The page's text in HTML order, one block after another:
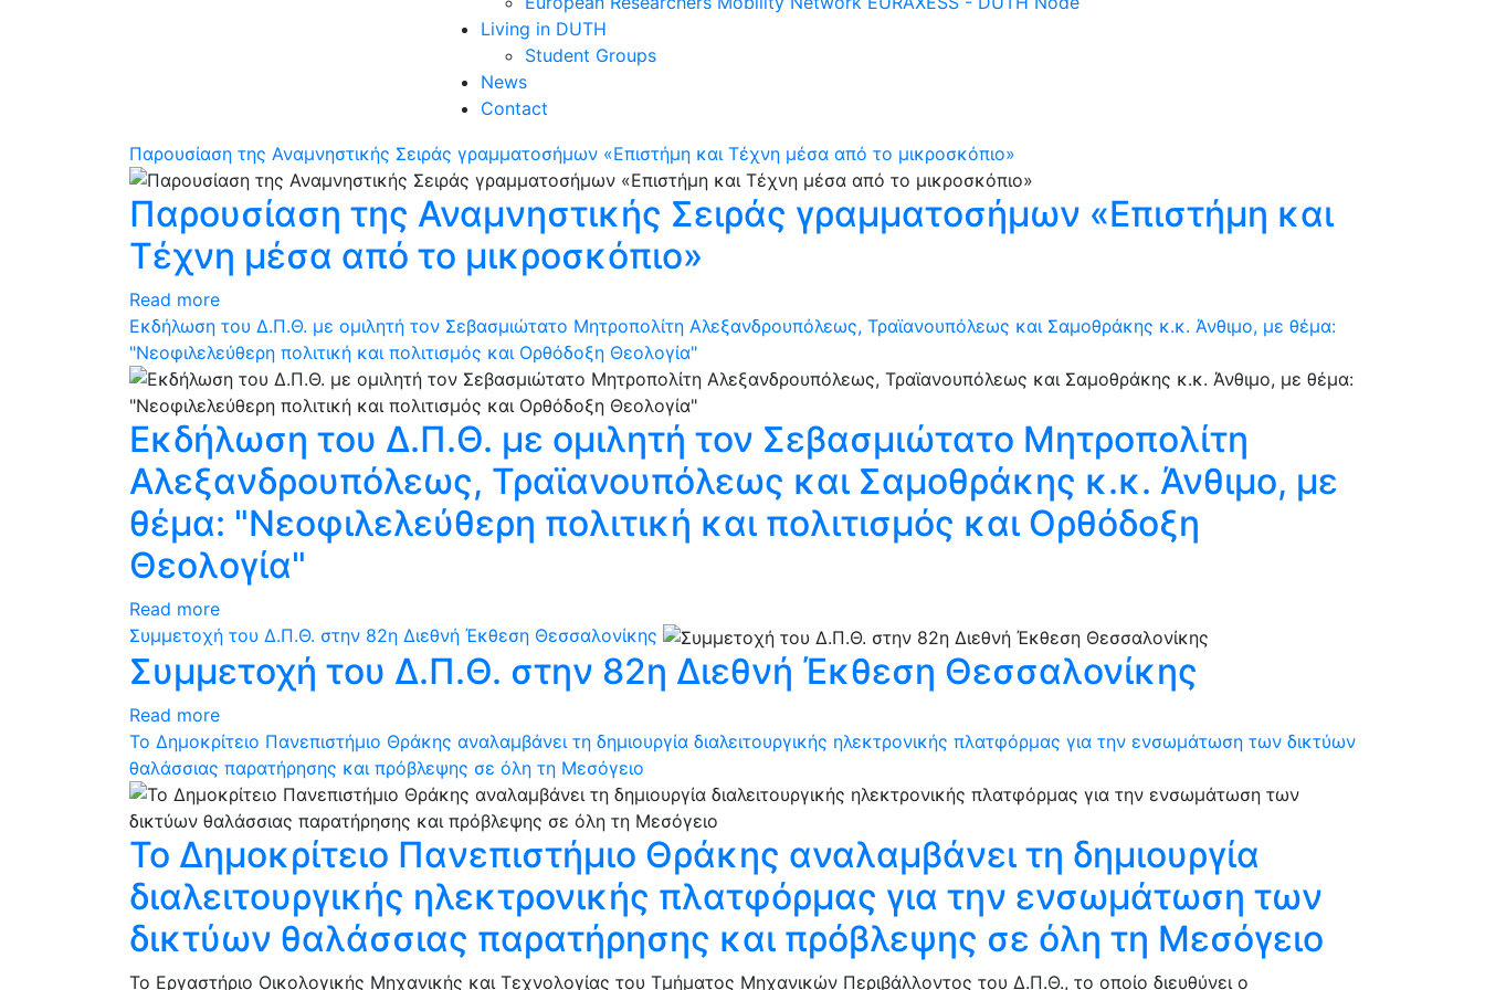
Living in DUTH
Student Groups
News
Contact
Παρουσίαση της Αναμνηστικής Σειράς γραμματοσήμων «Επιστήμη και Τέχνη μέσα από το μικροσκόπιο»
Παρουσίαση της Αναμνηστικής Σειράς γραμματοσήμων «Επιστήμη και
Τέχνη μέσα από το μικροσκόπιο»
Read more
Eκδήλωση του Δ.Π.Θ. με ομιλητή τον Σεβασμιώτατο Μητροπολίτη Αλεξανδρουπόλεως, Τραϊανουπόλεως και Σαμοθράκης κ.κ. Άνθιμο, με θέμα:
"Νεοφιλελεύθερη πολιτική και πολιτισμός και Ορθόδοξη Θεολογία"
Eκδήλωση του Δ.Π.Θ. με ομιλητή τον Σεβασμιώτατο Μητροπολίτη
Αλεξανδρουπόλεως, Τραϊανουπόλεως και Σαμοθράκης κ.κ. Άνθιμο, με
θέμα: "Νεοφιλελεύθερη πολιτική και πολιτισμός και Ορθόδοξη
Θεολογία"
Read more
Συμμετοχή του Δ.Π.Θ. στην 82η Διεθνή Έκθεση Θεσσαλονίκης
Συμμετοχή του Δ.Π.Θ. στην 82η Διεθνή Έκθεση Θεσσαλονίκης
Read more
Το Δημοκρίτειο Πανεπιστήμιο Θράκης αναλαμβάνει τη δημιουργία διαλειτουργικής ηλεκτρονικής πλατφόρμας για την ενσωμάτωση των δικτύων
θαλάσσιας παρατήρησης και πρόβλεψης σε όλη τη Μεσόγειο
Το Δημοκρίτειο Πανεπιστήμιο Θράκης αναλαμβάνει τη δημιουργία
διαλειτουργικής ηλεκτρονικής πλατφόρμας για την ενσωμάτωση των
δικτύων θαλάσσιας παρατήρησης και πρόβλεψης σε όλη τη Μεσόγειο
Το Εργαστήριο Οικολογικής Μηχανικής και Τεχνολογίας του Τμήματος Μηχανικών Περιβάλλοντος του Δ.Π.Θ., το οποίο διευθύνει ο